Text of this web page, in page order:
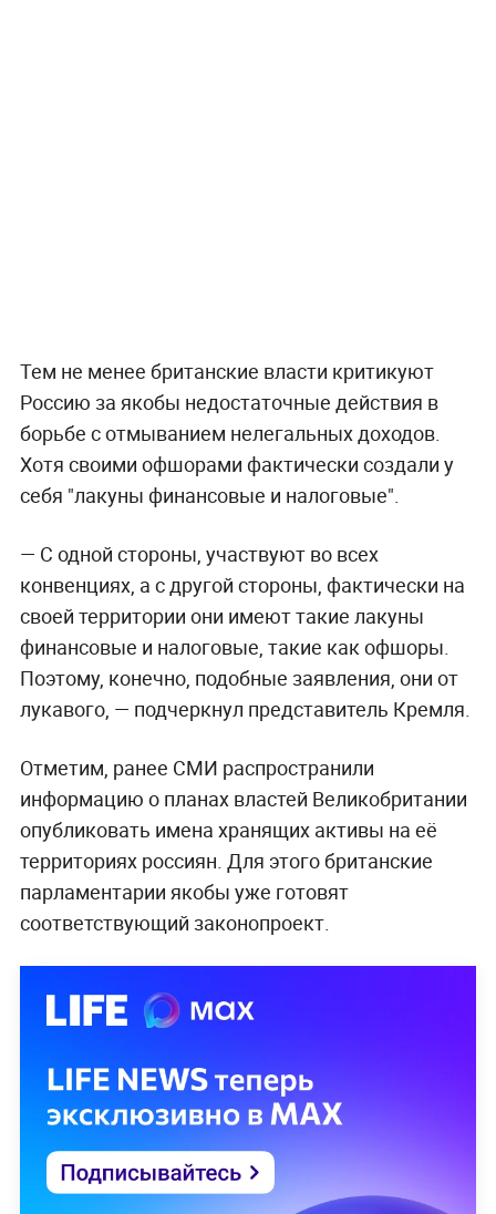
Тем не менее британские власти критикуют
Россию за якобы недостаточные действия в
борьбе с отмыванием нелегальных доходов.
Хотя своими офшорами фактически создали у
себя "лакуны финансовые и налоговые".
— С одной стороны, участвуют во всех
конвенциях, а с другой стороны, фактически на
своей территории они имеют такие лакуны
финансовые и налоговые, такие как офшоры.
Поэтому, конечно, подобные заявления, они от
лукавого, — подчеркнул представитель Кремля.
Отметим, ранее СМИ распространили
информацию о планах властей Великобритании
опубликовать имена хранящих активы на её
территориях россиян. Для этого британские
парламентарии якобы уже готовят
соответствующий законопроект.